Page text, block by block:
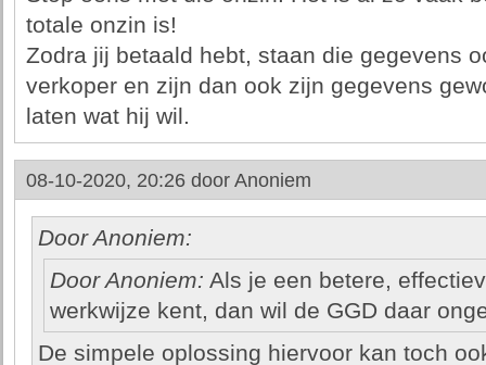
totale onzin is!
Zodra jij betaald hebt, staan die gegevens
verkoper en zijn dan ook zijn gegevens
laten wat hij wil.
08-10-2020, 20:26 door Anoniem
Door Anoniem:
Door Anoniem: Als je een betere,
werkwijze kent, dan wil de GGD daar
De simpele oplossing hiervoor kan toch